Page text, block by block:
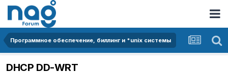
Программное обеспечение, биллинг и *unix системы
DHCP DD-WRT